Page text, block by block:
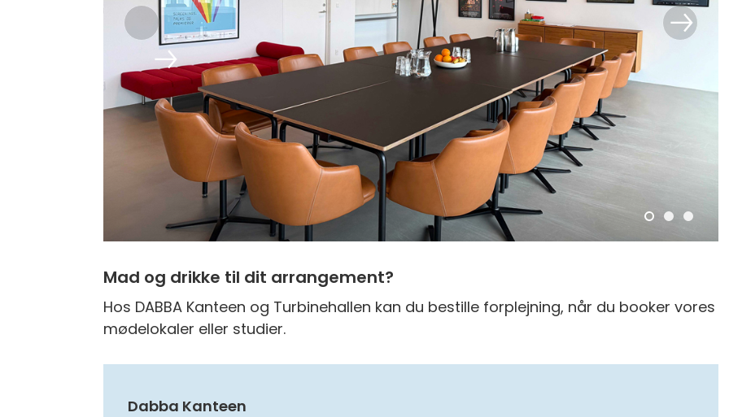
Mad og drikke til dit arrangement?
Hos DABBA Kanteen og Turbinehallen kan du bestille forplejning, når du booker vores
mødelokaler eller studier.
Dabba Kanteen